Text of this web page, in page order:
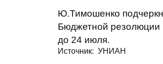
Ю.Тимошенко
Бюджетной резолюции
до 24 июля.
Источник: УНИАН